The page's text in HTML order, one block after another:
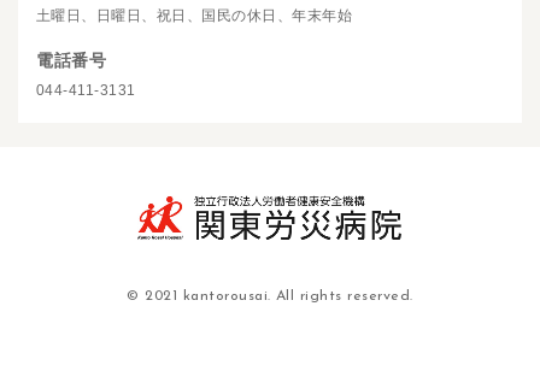
土曜日、日曜日、祝日、国民の休日、年末年始
電話番号
044-411-3131
© 2021 kantorousai. All rights reserved.